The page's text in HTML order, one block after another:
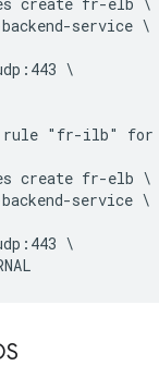
service \
\
"fr-ilb"
create fr-elb \
service \
\